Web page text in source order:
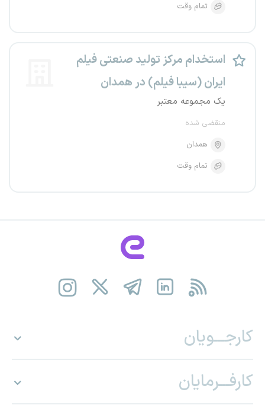
تمام وقت
استخدام مرکز تولید صنعتی فیلم
ایران (سیبا فیلم) در همدان
یک مجموعه معتبر
منقضی شده
همدان
تمام وقت
کارجـــویان
کارفـــرمایان